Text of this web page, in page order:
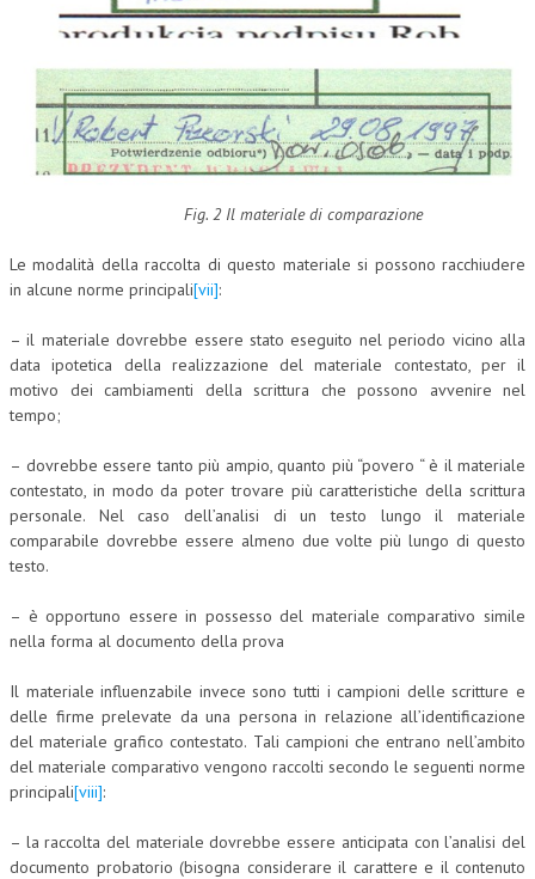
Fig. 2 Il materiale di comparazione
Le modalità della raccolta di questo materiale si possono racchiudere
in alcune norme principali[vii]:
– il materiale dovrebbe essere stato eseguito nel periodo vicino alla
data ipotetica della realizzazione del materiale contestato, per il
motivo dei cambiamenti della scrittura che possono avvenire nel
tempo;
– dovrebbe essere tanto più ampio, quanto più “povero “ è il materiale
contestato, in modo da poter trovare più caratteristiche della scrittura
personale. Nel caso dell’analisi di un testo lungo il materiale
comparabile dovrebbe essere almeno due volte più lungo di questo
testo.
– è opportuno essere in possesso del materiale comparativo simile
nella forma al documento della prova
Il materiale influenzabile invece sono tutti i campioni delle scritture e
delle firme prelevate da una persona in relazione all’identificazione
del materiale grafico contestato. Tali campioni che entrano nell’ambito
del materiale comparativo vengono raccolti secondo le seguenti norme
principali[viii]:
– la raccolta del materiale dovrebbe essere anticipata con l’analisi del
documento probatorio (bisogna considerare il carattere e il contenuto